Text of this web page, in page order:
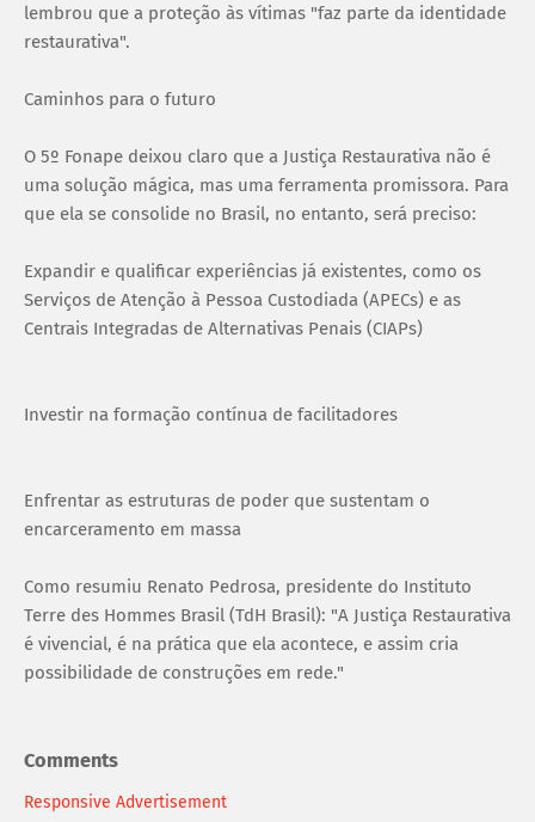
lembrou que a proteção às vítimas "faz parte da identidade
restaurativa".
Caminhos para o futuro
O 5º Fonape deixou claro que a Justiça Restaurativa não é
uma solução mágica, mas uma ferramenta promissora. Para
que ela se consolide no Brasil, no entanto, será preciso:
Expandir e qualificar experiências já existentes, como os
Serviços de Atenção à Pessoa Custodiada (APECs) e as
Centrais Integradas de Alternativas Penais (CIAPs)
Investir na formação contínua de facilitadores
Enfrentar as estruturas de poder que sustentam o
encarceramento em massa
Como resumiu Renato Pedrosa, presidente do Instituto
Terre des Hommes Brasil (TdH Brasil): "A Justiça Restaurativa
é vivencial, é na prática que ela acontece, e assim cria
possibilidade de construções em rede."
Comments
Responsive Advertisement